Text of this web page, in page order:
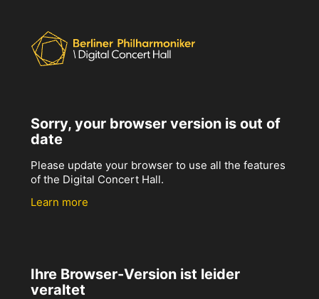
Sorry, your browser version is out of
date
Please update your browser to use all the features
of the Digital Concert Hall.
Learn more
Ihre Browser-Version ist leider
veraltet